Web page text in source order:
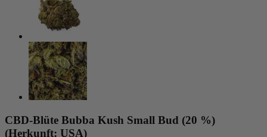
CBD-Blüte Bubba Kush Small Bud (20 %)
(Herkunft: USA)